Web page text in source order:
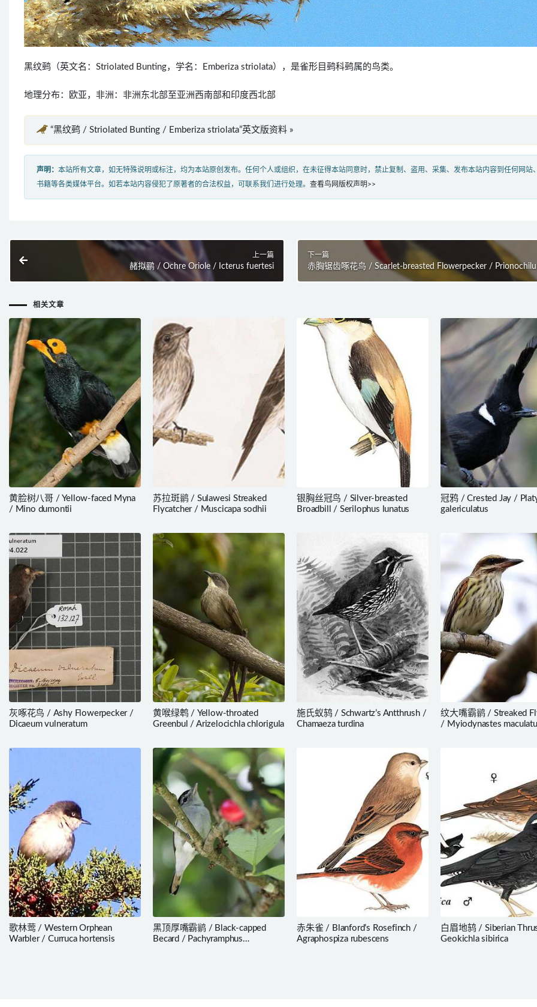
黑纹鹀（英文名：Striolated Bunting，学名：Emberiza striolata），是雀形目鹀科鹀属的鸟类。
地理分布：欧亚，非洲：非洲东北部至亚洲西南部和印度西北部
“黑纹鹀 / Striolated Bunting / Emberiza striolata”英文版资料 »
声明： 本站所有文章，如无特殊说明或标注，均为本站原创发布。任何个人或组织，在未征得本站同意时，禁止复制、盗用、采集、发布本站内容到任何网站
书籍等各类媒体平台。如若本站内容侵犯了原著者的合法权益，可联系我们进行处理。 查看鸟网版权声明>>
上一篇
赭拟鹂 / Ochre Oriole / Icterus fuertesi
下一篇
赤胸锯齿啄花鸟 / Scarlet-breasted Flowerpecker /
相关文章
黄脸树八哥 / Yellow-faced Myna
/ Mino dumontii
苏拉斑鹟 / Sulawesi Streaked
Flycatcher / Muscicapa sodhii
银胸丝冠鸟 / Silver-breasted
Broadbill / Serilophus lunatus
冠鸦 / Crested Jay /
galericulatus
灰啄花鸟 / Ashy Flowerpecker /
Dicaeum vulneratum
黄喉绿鹎 / Yellow-throated
Greenbul / Arizelocichla chlorigula
施氏蚁鸫 / Schwartz’s Antthrush /
Chamaeza turdina
纹大嘴霸鹟 / Streaked
/ Myiodynastes
歌林莺 / Western Orphean
Warbler / Curruca hortensis
黑顶厚嘴霸鹟 / Black-capped
Becard / Pachyramphus
赤朱雀 / Blanford’s Rosefinch /
Agraphospiza rubescens
白眉地鸫 / Siberian
Geokichla sibirica